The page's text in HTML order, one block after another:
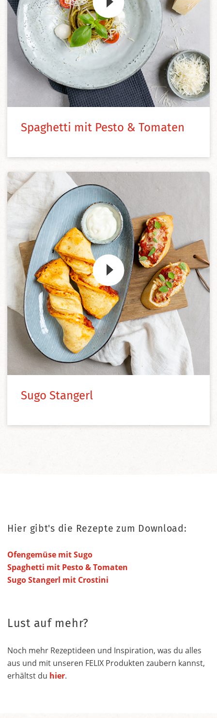
Zum Video
Spaghetti mit Pesto & Tomaten
Zum Video
Sugo Stangerl
Hier gibt's die Rezepte zum Download:
Ofengemüse mit Sugo
Spaghetti mit Pesto & Tomaten
Sugo Stangerl mit Crostini
Lust auf mehr?
Noch mehr Rezeptideen und Inspiration, was du alles
aus und mit unseren FELIX Produkten zaubern kannst,
erhältst du hier.